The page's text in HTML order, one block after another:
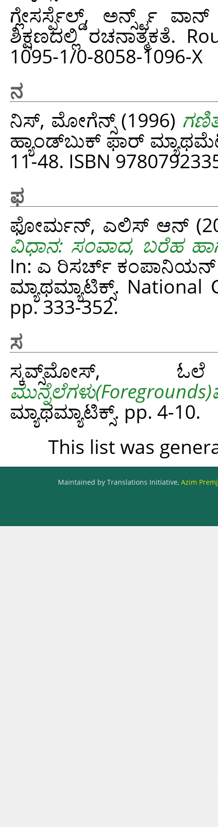
ಗ್ಲೇಸರ್ಸ್ಫೆಲ್ಡ್, ಅರ್ನ್ಸ್ಟ್ ವಾನ್
ಶಿಕ್ಷಣದಲ್ಲಿ ರಚನಾತ್ಮಕತೆ.
1095-1/0-8058-1096-X
ನ
ನಿಸ್, ಮೋಗೆನ್ಸ್(1996)
ಹ್ಯಾಂಡ್‌ಬುಕ್‌ ಫಾರ್‌
11-48. ISBN
ಫ
ಫೋರ್ಮನ್, ಎಲಿಸ್ ಆನ್
ವಿಧಾನ: ಸಂವಾದ, ಬರೆಹ
In: ಎ ರಿಸರ್ಚ್ ಕಂಪಾನಿಯನ್
ಮ್ಯಾಥಮ್ಯಾಟಿಕ್ಸ್.
pp. 333-352.
ಸ
ಸ್ಕವ್ಸ್‌ಮೋಸ್‌, ಓಲೆ
ಮ್ಯಾಥಮ್ಯಾಟಿಕ್ಸ್. pp. 4-10.
This list was
Maintained by Translations Initiative, Azim